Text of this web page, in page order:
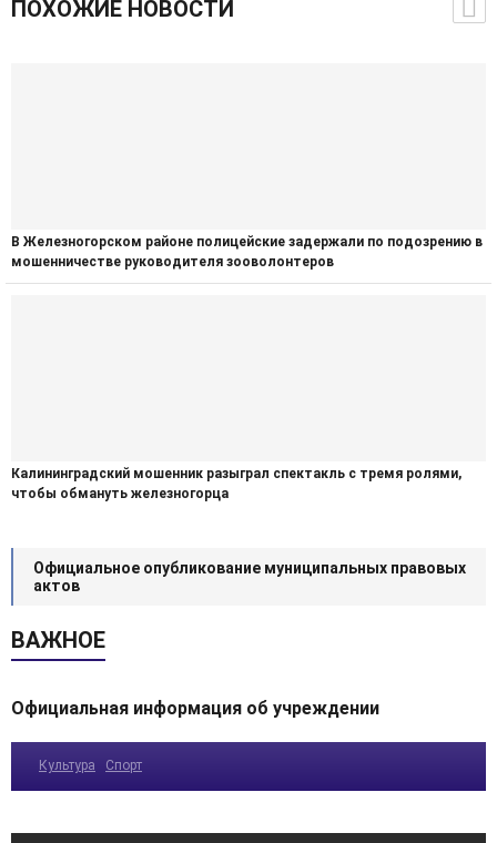
ПОХОЖИЕ НОВОСТИ
️В Железногорском районе полицейские задержали по подозрению в
мошенничестве руководителя зооволонтеров
Калининградский мошенник разыграл спектакль с тремя ролями,
чтобы обмануть железногорца
Официальное опубликование муниципальных правовых
актов
ВАЖНОЕ
Официальная информация об учреждении
Культура Спорт